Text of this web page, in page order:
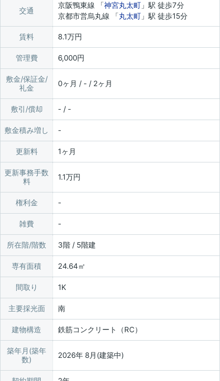
交通
京阪鴨東線 「神宮丸太町 」駅 徒歩7分
京都市営烏丸線 「丸太町 」駅 徒歩15分
賃料 8.1万円
管理費 6,000円
敷金/保証金/
礼金
0ヶ月 / - / 2ヶ月
敷引/償却 - / -
敷金積み増し
更新料 1ヶ月
更新事務手数
料
1.1万円
権利金
雑費
所在階/階数 3階 / 5階建
専有面積 24.64㎡
間取り 1K
主要採光面 南
建物構造 鉄筋コンクリート（RC）
築年月(築年
数)
2026年 8月(建築中)